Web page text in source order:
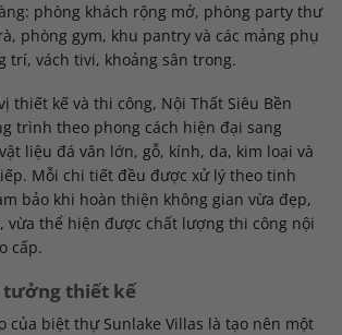
phòng khách rộng mở, phòng party thư
phòng gym, khu pantry và các mảng phụ
trí, vách tivi, khoảng sân trong.
thiết kế và thi công, Nội Thất Siêu Bền
trình theo phong cách hiện đại sang
liệu đá vân lớn, gỗ, kính, da, kim loại và
Mỗi chi tiết đều được xử lý theo tinh
bảo khi hoàn thiện không gian vừa đẹp,
vừa thể hiện được chất lượng thi công nội
cấp.
tưởng thiết kế
của biệt thự Sunlake Villas là tạo nên một